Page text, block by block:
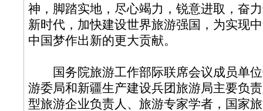
神，脚踏实地，尽心竭力，锐意进取，奋
新时代，加快建设世界旅游强国，为实现
中国梦作出新的更大贡献。
国务院旅游工作部际联席会议成员单位
游委局和新疆生产建设兵团旅游局主要负
型旅游企业负责人、旅游专家学者，国家